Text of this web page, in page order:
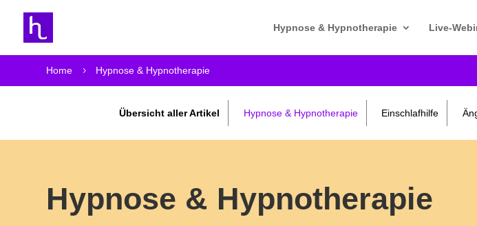
Hypnose & Hypnotherapie Live-
Home 5 Hypnose & Hypnotherapie
Übersicht aller Artikel Hypnose & Hypnotherapie Einschlafhilfe
Hypnose & Hypnotherapie